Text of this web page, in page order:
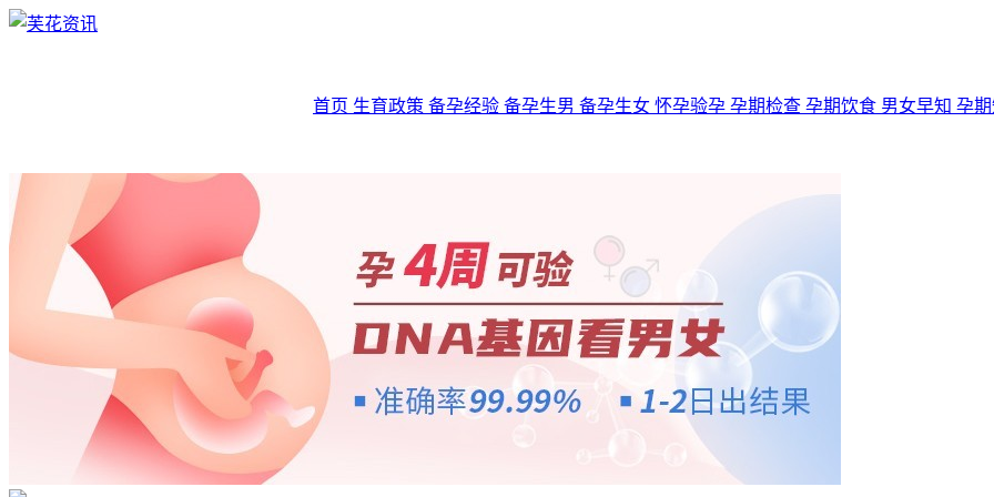
首页 生育政策 备孕经验 备孕生男 备孕生女 怀孕验孕 孕期检查 孕期饮食 男女早知 孕